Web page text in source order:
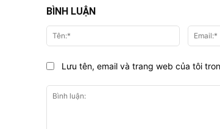
BÌNH LUẬN
Tên:*
Lưu tên, email và trang web của tôi